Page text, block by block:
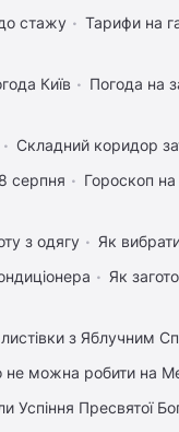
стажу
Тарифи на
Київ Погода на
Складний коридор
серпня
Гороскоп
з одягу Як
Як
листівки з Яблучним
можна робити на
Успіння Пресвятої